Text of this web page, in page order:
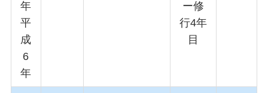
年
平
成
6
年
ー修
行4年
目